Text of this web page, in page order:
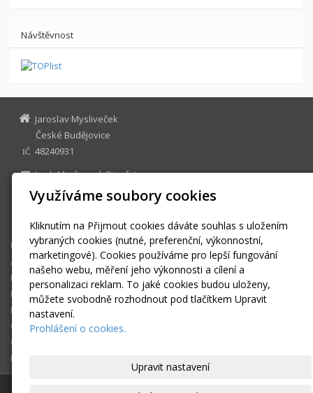
Návštěvnost
Jaroslav Mysliveček
České Budějovice
IČ
48240931
JardaMyslivecek@jm-foto.cz
www.jm-foto.cz
facebook: JM-foto
+420 732 274 579
Úvodní stránka
Akce a novinky
Fotogalerie
Reference
Facebook
O mně
Ceník
Rychlý kontakt
Využíváme soubory cookies
Kliknutím na Přijmout cookies dáváte souhlas s uložením
vybraných cookies (nutné, preferenční, výkonnostní,
marketingové). Cookies používáme pro lepší fungování
našeho webu, měření jeho výkonnosti a cílení a
personalizaci reklam. To jaké cookies budou uloženy,
můžete svobodně rozhodnout pod tlačítkem Upravit
nastavení.
Prohlášení o cookies.
Upravit nastavení